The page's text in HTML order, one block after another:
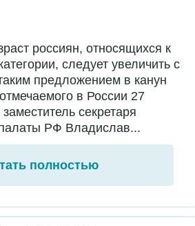
россиян, относящихся к
следует увеличить с
предложением в канун
в России 27
секретаря
РФ Владислав...
полностью